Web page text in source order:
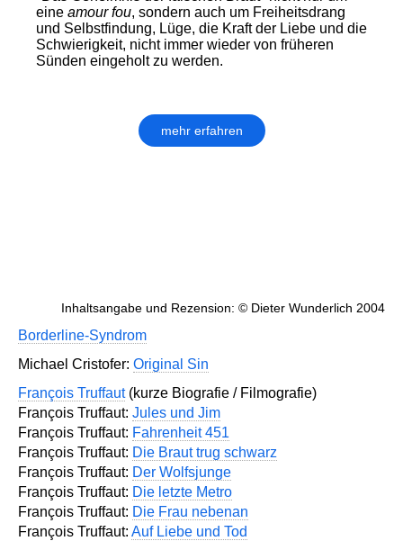
eine amour fou, sondern auch um Freiheitsdrang
und Selbstfindung, Lüge, die Kraft der Liebe und die
Schwierigkeit, nicht immer wieder von früheren
Sünden eingeholt zu werden.
mehr erfahren
Inhaltsangabe und Rezension: © Dieter Wunderlich 2004
Borderline-Syndrom
Michael Cristofer: Original Sin
François Truffaut(kurze Biografie / Filmografie)
François Truffaut: Jules und Jim
François Truffaut: Fahrenheit 451
François Truffaut: Die Braut trug schwarz
François Truffaut: Der Wolfsjunge
François Truffaut: Die letzte Metro
François Truffaut: Die Frau nebenan
François Truffaut: Auf Liebe und Tod